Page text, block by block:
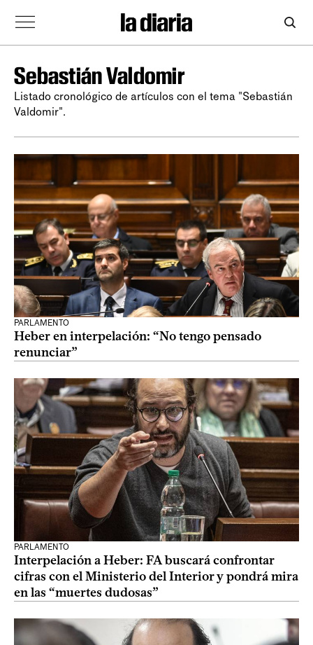
Sebastián Valdomir
Listado cronológico de artículos con el tema "Sebastián
Valdomir".
PARLAMENTO
Heber en interpelación: “No tengo pensado
renunciar”
PARLAMENTO
Interpelación a Heber: FA buscará confrontar
cifras con el Ministerio del Interior y pondrá mira
en las “muertes dudosas”